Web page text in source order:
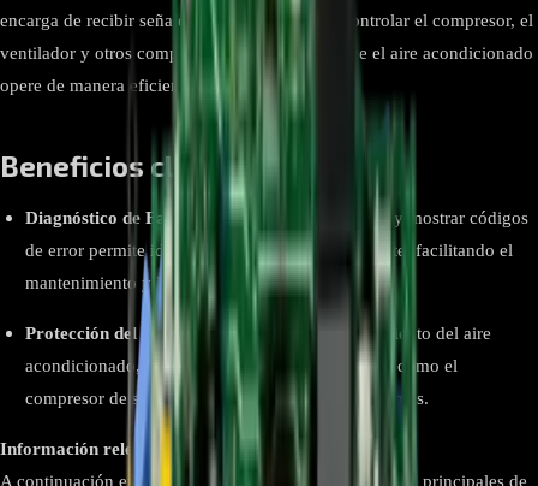
encarga de recibir señales de los termostatos, controlar el compresor, el
ventilador y otros componentes, y garantizar que el aire acondicionado
opere de manera eficiente.
Beneficios clave y ventajas:
Diagnóstico de Fallas:
La capacidad de detectar y mostrar códigos
de error permite identificar problemas rápidamente, facilitando el
mantenimiento y la reparación
Protección del Sistema:
Monitorea el funcionamiento del aire
acondicionado, protegiendo componentes vitales como el
compresor de sobrecalentamientos y otros problemas.
Información relevante
A continuación enumeraremos algunas de las funciones principales de